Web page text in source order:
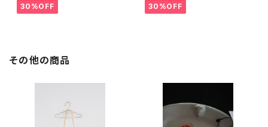
30%OFF 30%OFF
その他の商品